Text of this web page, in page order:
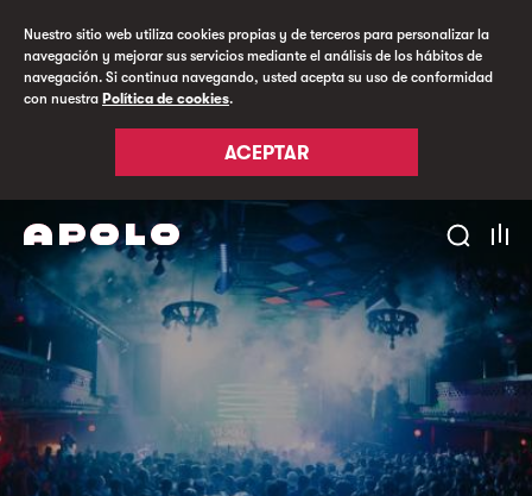
Nuestro sitio web utiliza cookies propias y de terceros para personalizar la
navegación y mejorar sus servicios mediante el análisis de los hábitos de
navegación. Si continua navegando, usted acepta su uso de conformidad
con nuestra Política de cookies.
ACEPTAR